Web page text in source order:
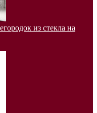
из стекла на